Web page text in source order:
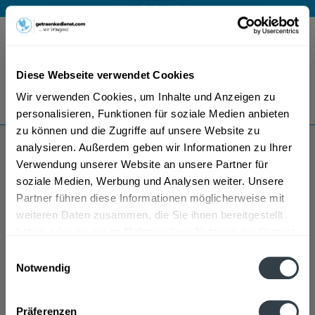
Diese Webseite verwendet Cookies
Wir verwenden Cookies, um Inhalte und Anzeigen zu
personalisieren, Funktionen für soziale Medien anbieten
zu können und die Zugriffe auf unsere Website zu
analysieren. Außerdem geben wir Informationen zu Ihrer
Verwendung unserer Website an unsere Partner für
soziale Medien, Werbung und Analysen weiter. Unsere
Partner führen diese Informationen möglicherweise mit
weiteren Daten zusammen, die Sie ihnen bereitgestellt
Notwendig
Präferenzen
Mo – Fr 9 – 17 Uhr
Menü
Bestellung widerrufen
Es gilt unsere Datenschutzerklärung
Husumer